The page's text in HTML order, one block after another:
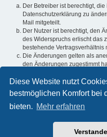
Diese Website nutzt
bestmöglichen Komfort bei
bieten. Mehr erfahren
Der Betreiber ist berechtigt,
Datenschutzerklärung zu
Mail mitgeteilt.
Der Nutzer ist berechtigt, den
des Widerspruchs erlischt das
bestehende Vertragsverhältnis
Die Änderungen gelten als
den Änderungen zugestimmt
Informationen über den
sind in der
Powered byphpBB®